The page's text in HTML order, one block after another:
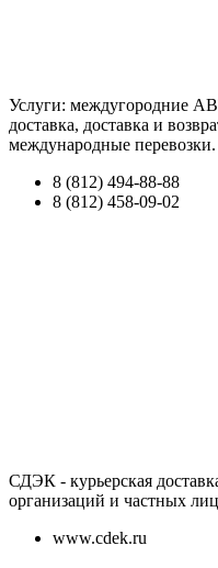
Услуги: междугородние
доставка, доставка и
международные перевозки.
8 (812) 494-88-88
8 (812) 458-09-02
СДЭК - курьерская
организаций и частных
www.cdek.ru